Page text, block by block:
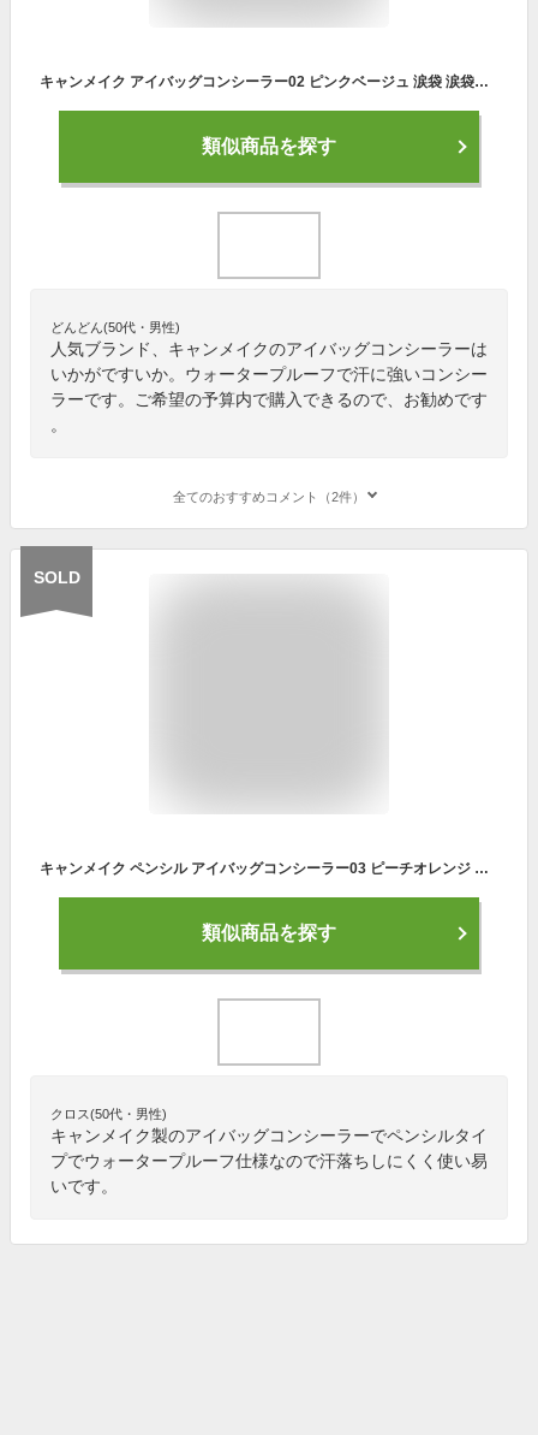
キャンメイク アイバッグコンシーラー02 ピンクベージュ 涙袋 涙袋メイク ウォータープルーフ シミ ニキビ跡 ブルーベース
類似商品を探す
どんどん(50代・男性)
人気ブランド、キャンメイクのアイバッグコンシーラーは
いかがですいか。ウォータープルーフで汗に強いコンシー
ラーです。ご希望の予算内で購入できるので、お勧めです
。
全てのおすすめコメント（2件）
SOLD
キャンメイク ペンシル アイバッグコンシーラー03 ピーチオレンジ 涙袋 ウォータープルーフ シミ ニキビ跡 クマ 血色感
類似商品を探す
クロス(50代・男性)
キャンメイク製のアイバッグコンシーラーでペンシルタイ
プでウォータープルーフ仕様なので汗落ちしにくく使い易
いです。